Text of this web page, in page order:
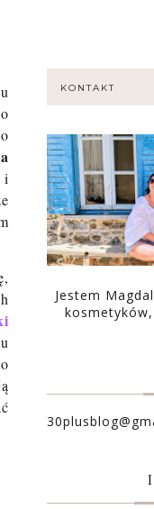
i
KONTAKT
Jestem